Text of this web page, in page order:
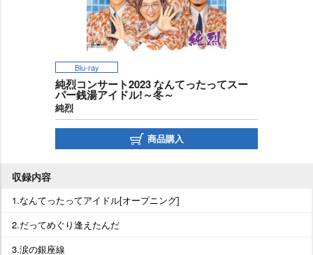
Blu-ray
純烈コンサート2023 なんてったってスー
パー銭湯アイドル!～冬～
純烈
商品購入
収録内容
1.なんてったってアイドル[オープニング]
2.だってめぐり逢えたんだ
3.涙の銀座線